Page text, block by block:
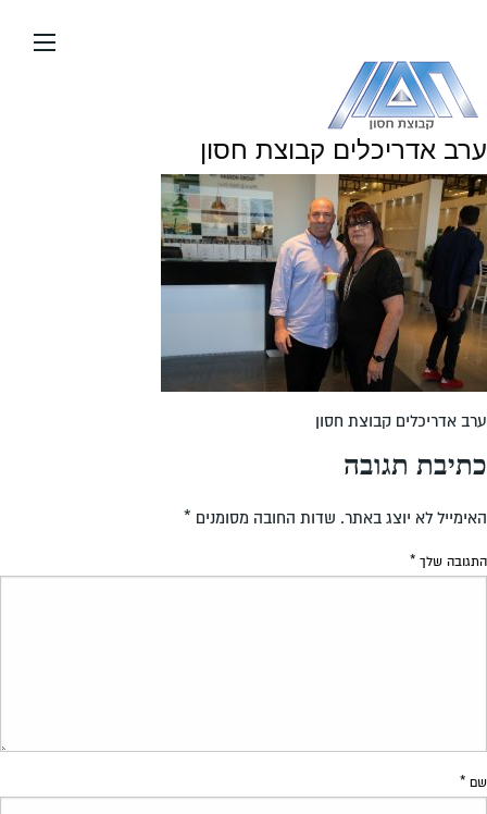
העמוד
ערב אדריכלים קבוצת חסון
ערב אדריכלים קבוצת חסון
כתיבת תגובה
האימייל לא יוצג באתר. שדות החובה מסומנים *
התגובה שלך *
שם *